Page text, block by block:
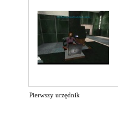
Pierwszy urzędnik